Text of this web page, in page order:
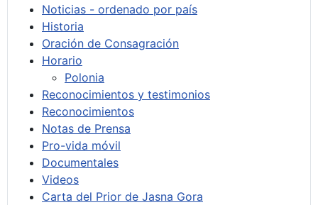
Noticias - ordenado por país
Historia
Oración de Consagración
Horario
Polonia
Reconocimientos y testimonios
Reconocimientos
Notas de Prensa
Pro-vida móvil
Documentales
Videos
Carta del Prior de Jasna Gora